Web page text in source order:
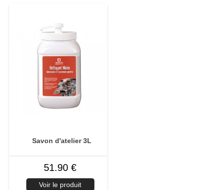
Savon d'atelier 3L
51.90 €
Voir le produit